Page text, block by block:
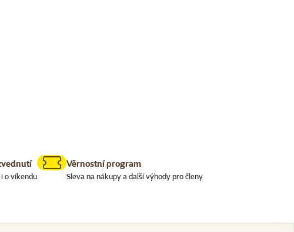
o víkendu
Věrnostní program
Sleva na nákupy a další výhody pro členy